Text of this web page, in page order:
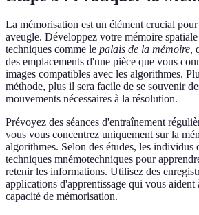
La mémorisation est un élément crucial
aveugle. Développez votre mémoire
techniques comme le palais de la mémoire,
des emplacements d'une pièce que vous
images compatibles avec les algorithmes.
méthode, plus il sera facile de se souvenir
mouvements nécessaires à la résolution.
Prévoyez des séances d'entraînement
vous vous concentrez uniquement sur la
algorithmes. Selon des études, les individus
techniques mnémotechniques pour
retenir les informations. Utilisez des
applications d'apprentissage qui vous aident
capacité de mémorisation.